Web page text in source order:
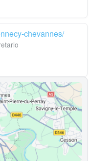
chevannes/